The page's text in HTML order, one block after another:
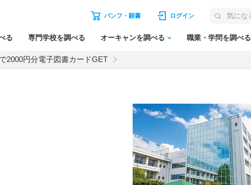
パンフ・願書 ログイン
る 専門学校を調べる オーキャンを調べる 職業・学問を調べる
2000円分電子図書カードGET